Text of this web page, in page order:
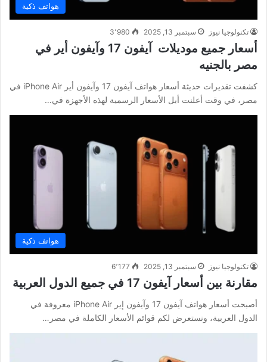
هواتف ذكية
تكنولوجيا نيوز سبتمبر 13, 2025 3٬980
أسعار جميع موديلات آيفون 17 وآيفون أير في
مصر بالجنيه
كشفت تقديرات حديثة أسعار هواتف آيفون 17 وآيفون أير iPhone Air في
مصر، في وقت أعلنت أبل الأسعار الرسمية لهذه الأجهزة في…
هواتف ذكية
تكنولوجيا نيوز سبتمبر 13, 2025 6٬177
مقارنة بين أسعار آيفون 17 في جميع الدول العربية
أصبحت أسعار هواتف آيفون 17 وآيفون إير iPhone Air معروفة في
الدول العربية، ونستعرض لكم قوائم الأسعار الكاملة في مصر…